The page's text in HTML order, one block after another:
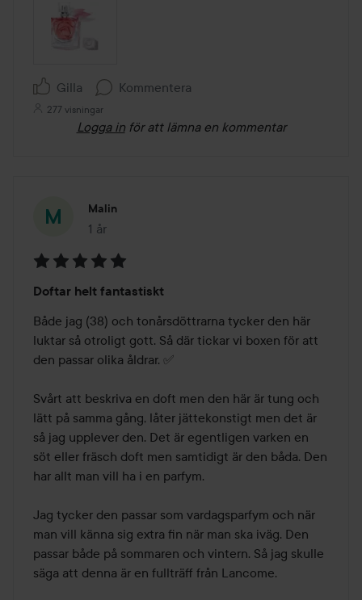
Gilla Kommentera
277 visningar
Logga in för att lämna en kommentar
Malin
1 år
Inlägget skapades 1 år
5
av
5
Doftar helt fantastiskt
Både jag (38) och tonårsdöttrarna tycker den här
luktar så otroligt gott. Så där tickar vi boxen för att
den passar olika åldrar. ✅
Svårt att beskriva en doft men den här är tung och
lätt på samma gång, låter jättekonstigt men det är
så jag upplever den. Det är egentligen varken en
söt eller fräsch doft men samtidigt är den båda. Den
har allt man vill ha i en parfym.
Jag tycker den passar som vardagsparfym och när
man vill känna sig extra fin när man ska iväg. Den
passar både på sommaren och vintern. Så jag skulle
säga att denna är en fullträff från Lancome.